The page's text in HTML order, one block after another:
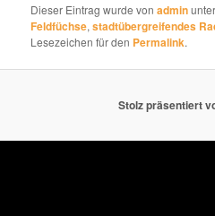
Dieser Eintrag wurde vonadmin
Feldfüchse,stadtübergreifendes
Lesezeichen für den Permalink.
Stolz präsentiert